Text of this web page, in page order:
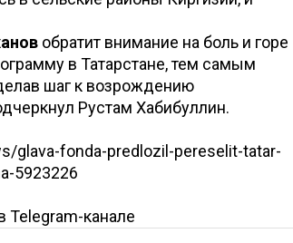
обратит внимание на боль и горе
в Татарстане, тем самым
шаг к возрождению
Рустам Хабибуллин.
glava-fonda-predlozil-pereselit-tatar-
5923226
Telegram-канале